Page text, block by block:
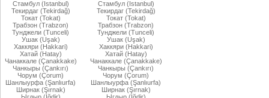
Стамбул (Istanbul)
Текирдаг (Tekirdağ)
Токат (Tokat)
Трабзон (Trabzon)
Тунджели (Tunceli)
Ушак (Uşak)
Хаккяри (Hakkari)
Хатай (Hatay)
Чанаккале (Çanakkake)
Чанкыры (Çankırı)
Чорум (Çorum)
Шанлыурфа (Şanlıurfa)
Ширнак (Şırnak)
Стамбул (Istanbul)
Текирдаг (Tekirdağ)
Токат (Tokat)
Трабзон (Trabzon)
Тунджели (Tunceli)
Ушак (Uşak)
Хаккяри (Hakkari)
Хатай (Hatay)
Чанаккале (Çanakkake)
Чанкыры (Çankırı)
Чорум (Çorum)
Шанлыурфа (Şanlıurfa)
Ширнак (Şırnak)